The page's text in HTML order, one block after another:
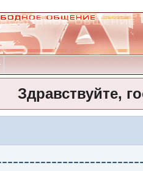
Здравствуйте,